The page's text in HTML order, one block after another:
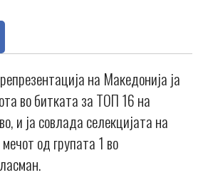
на Македонија ја
во битката за ТОП 16 на
и ја совлада селекцијата на
од групата 1 во